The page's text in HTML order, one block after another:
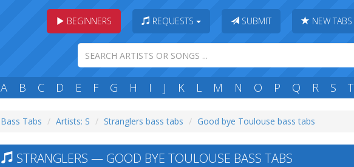
BEGINNERS REQUESTS SUBMIT NEW TABS
A B C D E F G H I J K L M N O P Q R S T
Bass Tabs Artists: S Stranglers bass tabs Good bye Toulouse bass tabs
STRANGLERS — GOOD BYE TOULOUSE BASS TABS